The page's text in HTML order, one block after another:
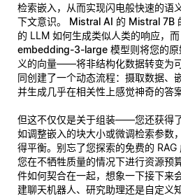
检索嵌入，从而实现闪电般快速的语
下文意识。 Mistral AI 的 Mistral 7B
的 LLM 如何生成类似人类的响应，而
embedding-3-large 模型则将您的
义的向量——将非结构化数据转变为
同创建了一个动态流程：摄取数据、
并生成几乎在相关性上感觉神奇的答案
但这不仅仅是关于组装——您还获得
如调整嵌入的块大小或微调检索参数
得平衡。别忘了您探索的免费的
您在不牺牲质量的情况下进行资源预
件如何契合在一起，想象一下接下来
建聊天机器人、研究助理还是自定义